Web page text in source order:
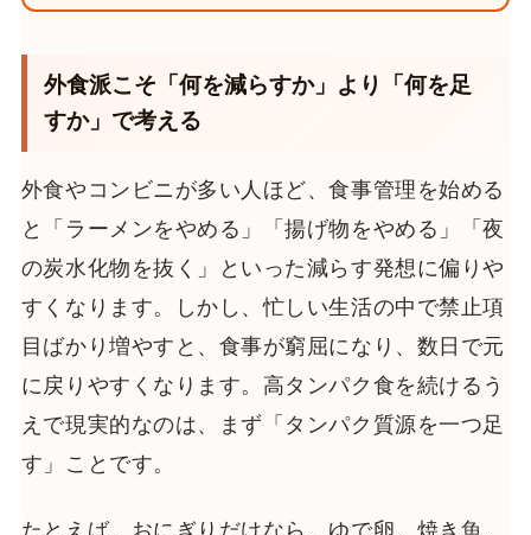
外食派こそ「何を減らすか」より「何を足
すか」で考える
外食やコンビニが多い人ほど、食事管理を始める
と「ラーメンをやめる」「揚げ物をやめる」「夜
の炭水化物を抜く」といった減らす発想に偏りや
すくなります。しかし、忙しい生活の中で禁止項
目ばかり増やすと、食事が窮屈になり、数日で元
に戻りやすくなります。高タンパク食を続けるう
えで現実的なのは、まず「タンパク質源を一つ足
す」ことです。
たとえば、おにぎりだけなら、ゆで卵、焼き魚、